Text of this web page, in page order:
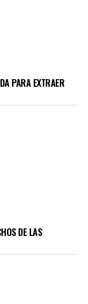
PARA EXTRAER
DE LAS